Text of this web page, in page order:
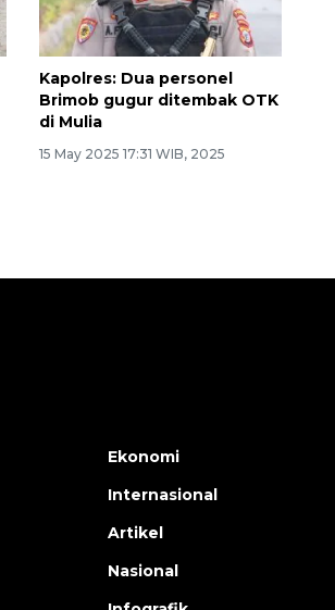
Kapolres: Dua personel
Brimob gugur ditembak OTK
di Mulia
15 May 2025 17:31 WIB, 2025
Ekonomi
Internasional
Artikel
Nasional